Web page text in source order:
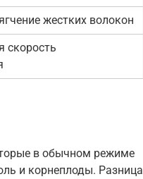
жестких волокон
скорость
в обычном режиме
и корнеплоды. Разница